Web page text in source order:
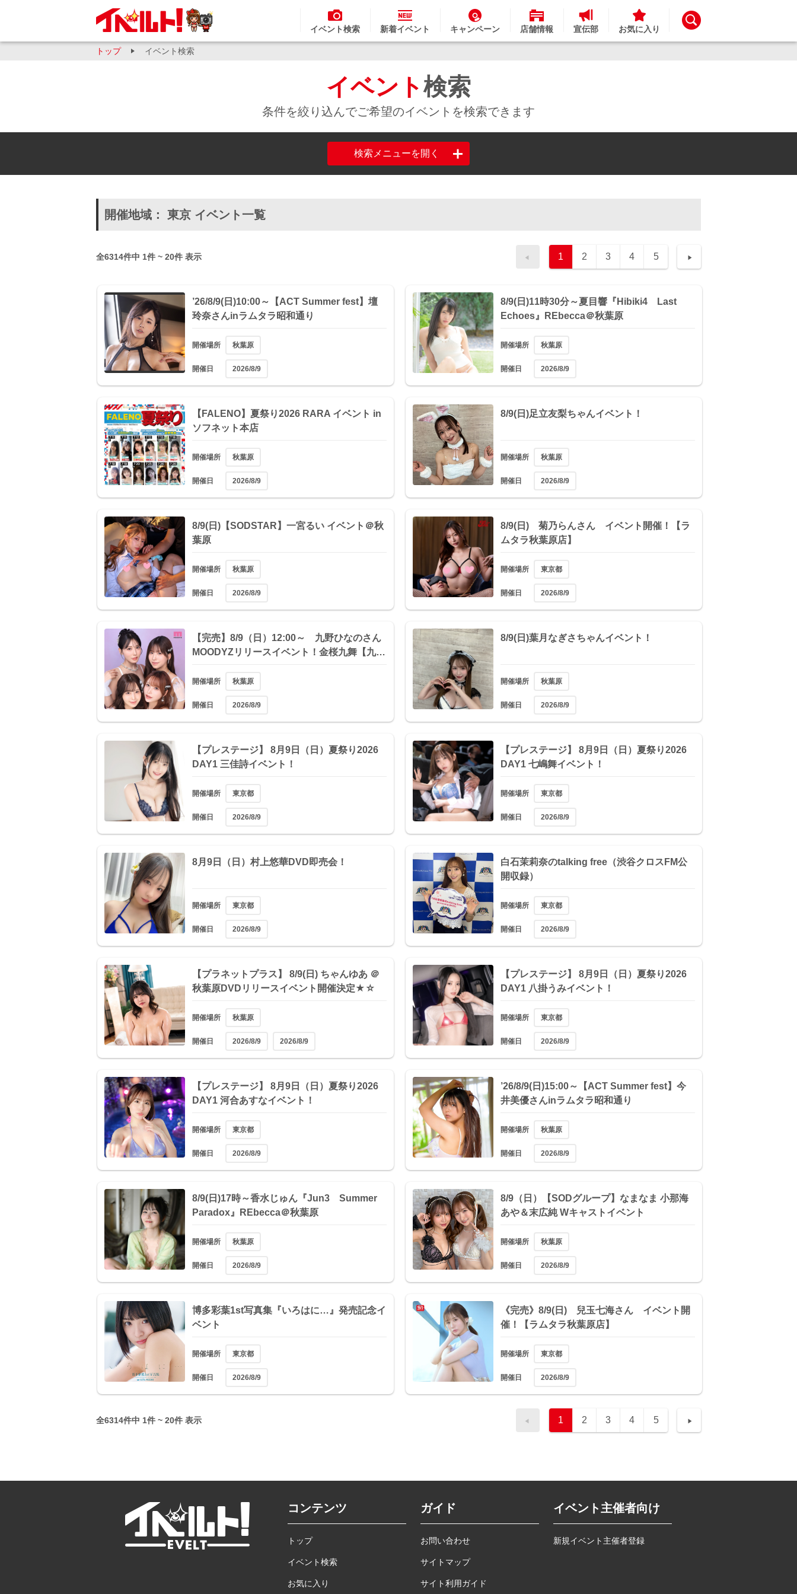
イベント検索 新着イベント キャンペーン 店舗情報 宣伝部 お気に入り
トップ イベント検索
イベント検索
条件を絞り込んでご希望のイベントを検索できます
検索メニューを開く
開催地域： 東京 イベント一覧
全6314件中 1件 ~ 20件 表示 1 2 3 4 5
’26/8/9(日)10:00～【ACT Summer fest】壇
玲奈さんinラムタラ昭和通り
開催場所 秋葉原
開催日 2026/8/9
8/9(日)11時30分～夏目響『Hibiki4 Last
Echoes』REbecca＠秋葉原
開催場所 秋葉原
開催日 2026/8/9
【FALENO】夏祭り2026 RARA イベント in
ソフネット本店
開催場所 秋葉原
開催日 2026/8/9
8/9(日)足立友梨ちゃんイベント！
開催場所 秋葉原
開催日 2026/8/9
8/9(日)【SODSTAR】一宮るい イベント＠秋
葉原
開催場所 秋葉原
開催日 2026/8/9
8/9(日) 菊乃らんさん イベント開催！【ラ
ムタラ秋葉原店】
開催場所 東京都
開催日 2026/8/9
【完売】8/9（日）12:00～ 九野ひなのさん
MOODYZリリースイベント！金桜九舞【九…
開催場所 秋葉原
開催日 2026/8/9
8/9(日)葉月なぎさちゃんイベント！
開催場所 秋葉原
開催日 2026/8/9
【プレステージ】 8月9日（日）夏祭り2026
DAY1 三佳詩イベント！
開催場所 東京都
開催日 2026/8/9
【プレステージ】 8月9日（日）夏祭り2026
DAY1 七嶋舞イベント！
開催場所 東京都
開催日 2026/8/9
8月9日（日）村上悠華DVD即売会！
開催場所 東京都
開催日 2026/8/9
白石茉莉奈のtalking free（渋谷クロスFM公
開収録）
開催場所 東京都
開催日 2026/8/9
【プラネットプラス】 8/9(日) ちゃんゆあ ＠
秋葉原DVDリリースイベント開催決定★☆
開催場所 秋葉原
開催日 2026/8/9 2026/8/9
【プレステージ】 8月9日（日）夏祭り2026
DAY1 八掛うみイベント！
開催場所 東京都
開催日 2026/8/9
【プレステージ】 8月9日（日）夏祭り2026
DAY1 河合あすなイベント！
開催場所 東京都
開催日 2026/8/9
’26/8/9(日)15:00～【ACT Summer fest】今
井美優さんinラムタラ昭和通り
開催場所 秋葉原
開催日 2026/8/9
8/9(日)17時～香水じゅん『Jun3 Summer
Paradox』REbecca＠秋葉原
開催場所 秋葉原
開催日 2026/8/9
8/9（日）【SODグループ】なまなま 小那海
あや＆末広純 Wキャストイベント
開催場所 秋葉原
開催日 2026/8/9
博多彩葉1st写真集『いろはに…』発売記念イ
ベント
開催場所 東京都
開催日 2026/8/9
《完売》8/9(日) 兒玉七海さん イベント開
催！【ラムタラ秋葉原店】
開催場所 東京都
開催日 2026/8/9
全6314件中 1件 ~ 20件 表示 1 2 3 4 5
コンテンツ
トップ
イベント検索
お気に入り
ガイド
お問い合わせ
サイトマップ
サイト利用ガイド
イベント主催者向け
新規イベント主催者登録